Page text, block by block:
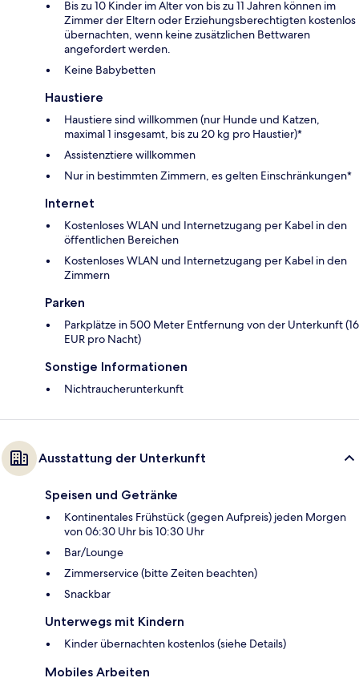
Bis zu 10 Kinder im Alter von bis zu 11 Jahren können im
Zimmer der Eltern oder Erziehungsberechtigten kostenlos
übernachten, wenn keine zusätzlichen Bettwaren
angefordert werden.
Keine Babybetten
Haustiere
Haustiere sind willkommen (nur Hunde und Katzen,
maximal 1 insgesamt, bis zu 20 kg pro Haustier)*
Assistenztiere willkommen
Nur in bestimmten Zimmern, es gelten Einschränkungen*
Internet
Kostenloses WLAN und Internetzugang per Kabel in den
öffentlichen Bereichen
Kostenloses WLAN und Internetzugang per Kabel in den
Zimmern
Parken
Parkplätze in 500 Meter Entfernung von der Unterkunft (16
EUR pro Nacht)
Sonstige Informationen
Nichtraucherunterkunft
Ausstattung der Unterkunft
Speisen und Getränke
Kontinentales Frühstück (gegen Aufpreis) jeden Morgen
von 06:30 Uhr bis 10:30 Uhr
Bar/Lounge
Zimmerservice (bitte Zeiten beachten)
Snackbar
Unterwegs mit Kindern
Kinder übernachten kostenlos (siehe Details)
Mobiles Arbeiten